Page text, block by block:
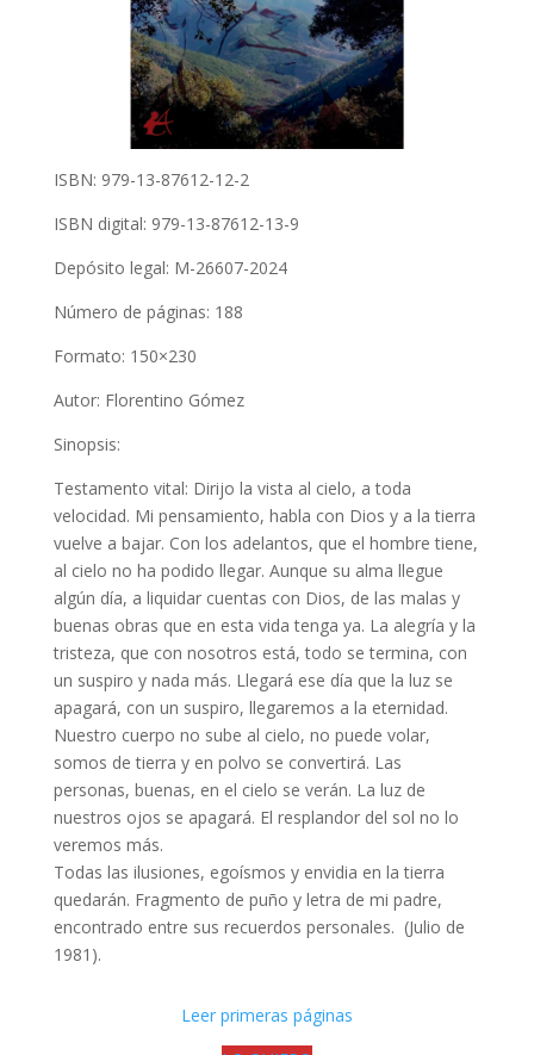
ISBN: 979-13-87612-12-2
ISBN digital: 979-13-87612-13-9
Depósito legal: M-26607-2024
Número de páginas: 188
Formato: 150×230
Autor: Florentino Gómez
Sinopsis:
Testamento vital: Dirijo la vista al cielo, a toda
velocidad. Mi pensamiento, habla con Dios y a la tierra
vuelve a bajar. Con los adelantos, que el hombre tiene,
al cielo no ha podido llegar. Aunque su alma llegue
algún día, a liquidar cuentas con Dios, de las malas y
buenas obras que en esta vida tenga ya. La alegría y la
tristeza, que con nosotros está, todo se termina, con
un suspiro y nada más. Llegará ese día que la luz se
apagará, con un suspiro, llegaremos a la eternidad.
Nuestro cuerpo no sube al cielo, no puede volar,
somos de tierra y en polvo se convertirá. Las
personas, buenas, en el cielo se verán. La luz de
nuestros ojos se apagará. El resplandor del sol no lo
veremos más.
Todas las ilusiones, egoísmos y envidia en la tierra
quedarán. Fragmento de puño y letra de mi padre,
encontrado entre sus recuerdos personales. (Julio de
1981).
Leer primeras páginas